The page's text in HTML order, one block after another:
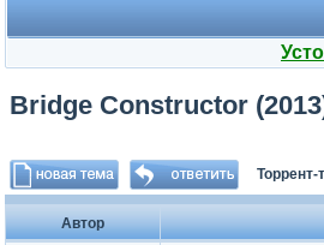
Bridge Constructor
Торрент-
Автор